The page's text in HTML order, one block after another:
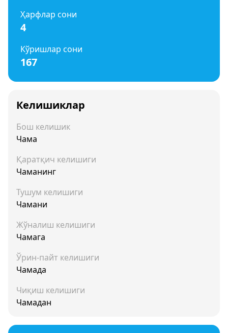
Ҳарфлар сони
4
Кўришлар сони
167
Келишиклар
Бош келишик
Чама
Қаратқич келишиги
Чаманинг
Тушум келишиги
Чамани
Жўналиш келишиги
Чамага
Ўрин-пайт келишиги
Чамада
Чиқиш келишиги
Чамадан